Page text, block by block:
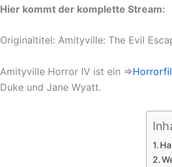
Hier kommt der komplette Stream:
Originaltitel: Amityville: The Evil
Amityville Horror IV ist ein ⇒
Duke und Jane Wyatt.